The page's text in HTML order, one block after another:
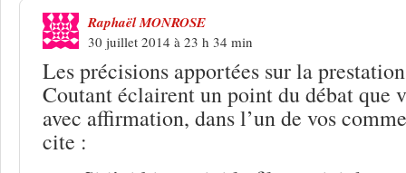
Raphaël MONROSE
30 juillet 2014 à 23 h 34 min
Les précisions apportées sur la
Coutant éclairent un point du débat que
avec affirmation, dans l’un de vos
cite :